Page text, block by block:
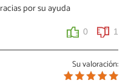
por su ayuda
0 1
Su valoración: